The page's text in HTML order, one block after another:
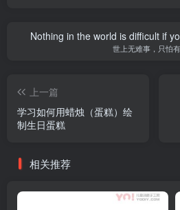
Nothing in the world is difficult if
世上无难事，只怕
上一篇
学习如何用蜡烛（蛋糕）绘
制生日蛋糕
相关推荐